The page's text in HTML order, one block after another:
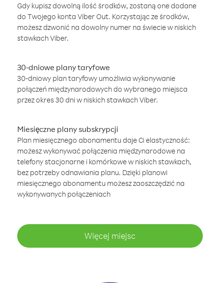
Gdy kupisz dowolną ilość środków, zostaną one dodane
do Twojego konta Viber Out. Korzystając ze środków,
możesz dzwonić na dowolny numer na świecie w niskich
stawkach Viber.
30-dniowe plany taryfowe
30-dniowy plan taryfowy umożliwia wykonywanie
połączeń międzynarodowych do wybranego miejsca
przez okres 30 dni w niskich stawkach Viber.
Miesięczne plany subskrypcji
Plan miesięcznego abonamentu daje Ci elastyczność:
możesz wykonywać połączenia międzynarodowe na
telefony stacjonarne i komórkowe w niskich stawkach,
bez potrzeby odnawiania planu. Dzięki planowi
miesięcznego abonamentu możesz zaoszczędzić na
wykonywanych połączeniach
Więcej miejsc